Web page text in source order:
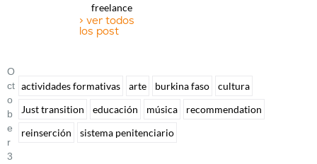
freelance
> ver todos
los post
O
Ct
O
B
E
R
3
actividades formativas arte burkina faso
cultura
Just transition
educación música
recommendation
reinserción
sistema penitenciario